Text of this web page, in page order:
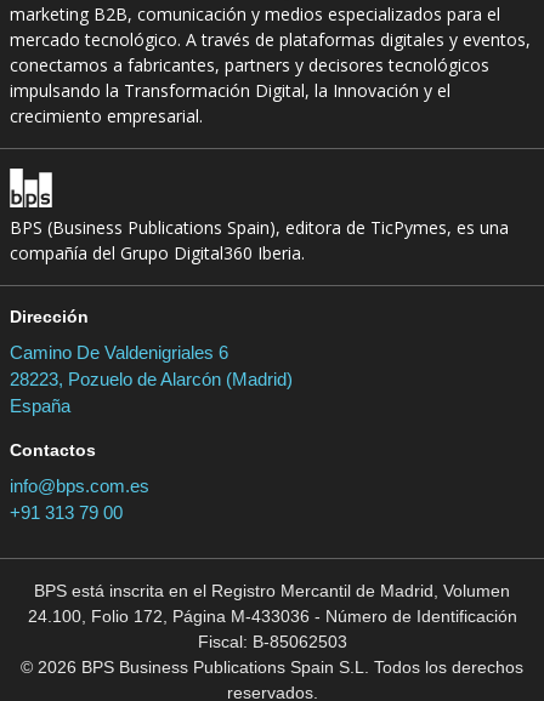
marketing B2B, comunicación y medios especializados para el
mercado tecnológico. A través de plataformas digitales y eventos,
conectamos a fabricantes, partners y decisores tecnológicos
impulsando la Transformación Digital, la Innovación y el
crecimiento empresarial.
BPS (Business Publications Spain), editora de TicPymes, es una
compañía del Grupo Digital360 Iberia.
Dirección
Camino De Valdenigriales 6
28223, Pozuelo de Alarcón (Madrid)
España
Contactos
info@bps.com.es
+91 313 79 00
BPS está inscrita en el Registro Mercantil de Madrid, Volumen
24.100, Folio 172, Página M-433036 - Número de Identificación
Fiscal: B-85062503
© 2026 BPS Business Publications Spain S.L. Todos los derechos
reservados.